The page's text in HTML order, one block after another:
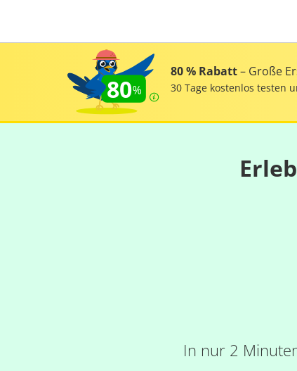
80
80 % Rabatt– Große
30 Tage kostenlos testen
In nur 2